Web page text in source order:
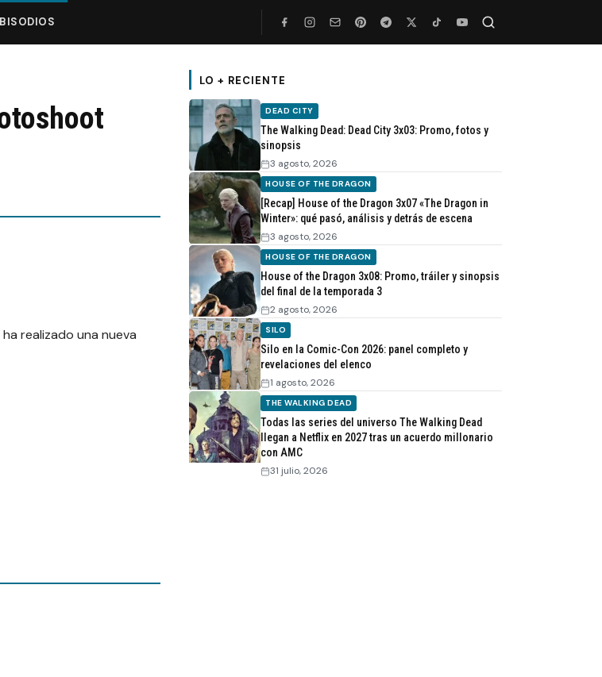
realizado una nueva
LO + RECIENTE
DEAD CITY
The Walking Dead: Dead City 3x03: Promo, fotos y
sinopsis
3 agosto, 2026
HOUSE OF THE DRAGON
[Recap] House of the Dragon 3x07 «The Dragon in
Winter»: qué pasó, análisis y detrás de escena
3 agosto, 2026
HOUSE OF THE DRAGON
House of the Dragon 3x08: Promo, tráiler y sinopsis
del final de la temporada 3
2 agosto, 2026
SILO
Silo en la Comic-Con 2026: panel completo y
revelaciones del elenco
1 agosto, 2026
THE WALKING DEAD
Todas las series del universo The Walking Dead
llegan a Netflix en 2027 tras un acuerdo millonario
con AMC
31 julio, 2026